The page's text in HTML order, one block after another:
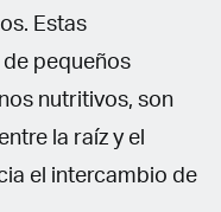
Estas
pequeños
nutritivos, son
la raíz y el
el intercambio de